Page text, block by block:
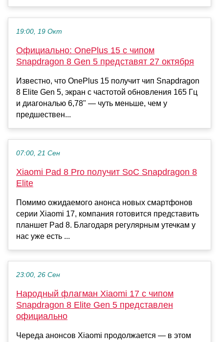
19:00, 19 Окт
Официально: OnePlus 15 с чипом
Snapdragon 8 Gen 5 представят 27 октября
Известно, что OnePlus 15 получит чип Snapdragon
8 Elite Gen 5, экран с частотой обновления 165 Гц
и диагональю 6,78" — чуть меньше, чем у
предшествен...
07:00, 21 Сен
Xiaomi Pad 8 Pro получит SoC Snapdragon 8
Elite
Помимо ожидаемого анонса новых смартфонов
серии Xiaomi 17, компания готовится представить
планшет Pad 8. Благодаря регулярным утечкам у
нас уже есть ...
23:00, 26 Сен
Народный флагман Xiaomi 17 с чипом
Snapdragon 8 Elite Gen 5 представлен
официально
Череда анонсов Xiaomi продолжается — в этом